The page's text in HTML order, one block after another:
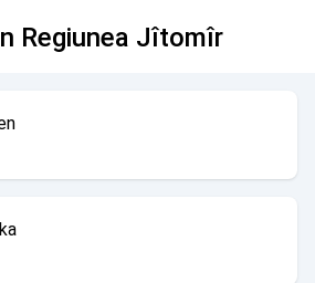
Regiunea Jîtomîr